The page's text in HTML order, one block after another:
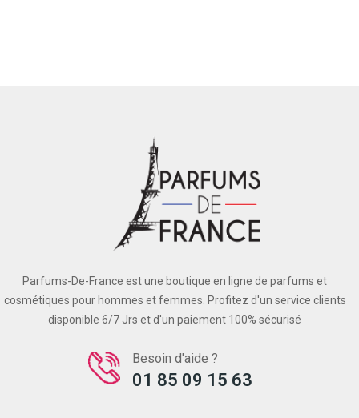
Parfums-De-France est une boutique en ligne de parfums et
cosmétiques pour hommes et femmes. Profitez d'un service clients
disponible 6/7 Jrs et d'un paiement 100% sécurisé
Besoin d'aide ?
01 85 09 15 63